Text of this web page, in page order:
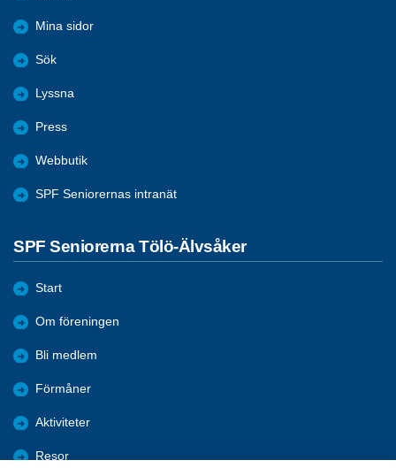
Mina sidor
Sök
Lyssna
Press
Webbutik
SPF Seniorernas intranät
SPF Seniorerna Tölö-Älvsåker
Start
Om föreningen
Bli medlem
Förmåner
Aktiviteter
Resor